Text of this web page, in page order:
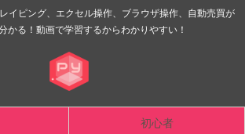
イピング、エクセル操作、ブラウザ操作、自動売買が
かる！動画で学習するからわかりやすい！
初心者